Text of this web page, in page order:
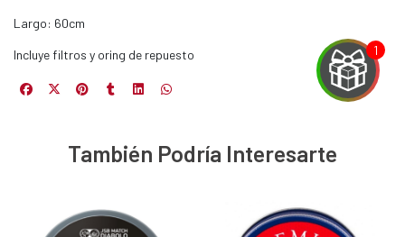
Largo: 60cm
Incluye filtros y oring de repuesto
También Podría Interesarte